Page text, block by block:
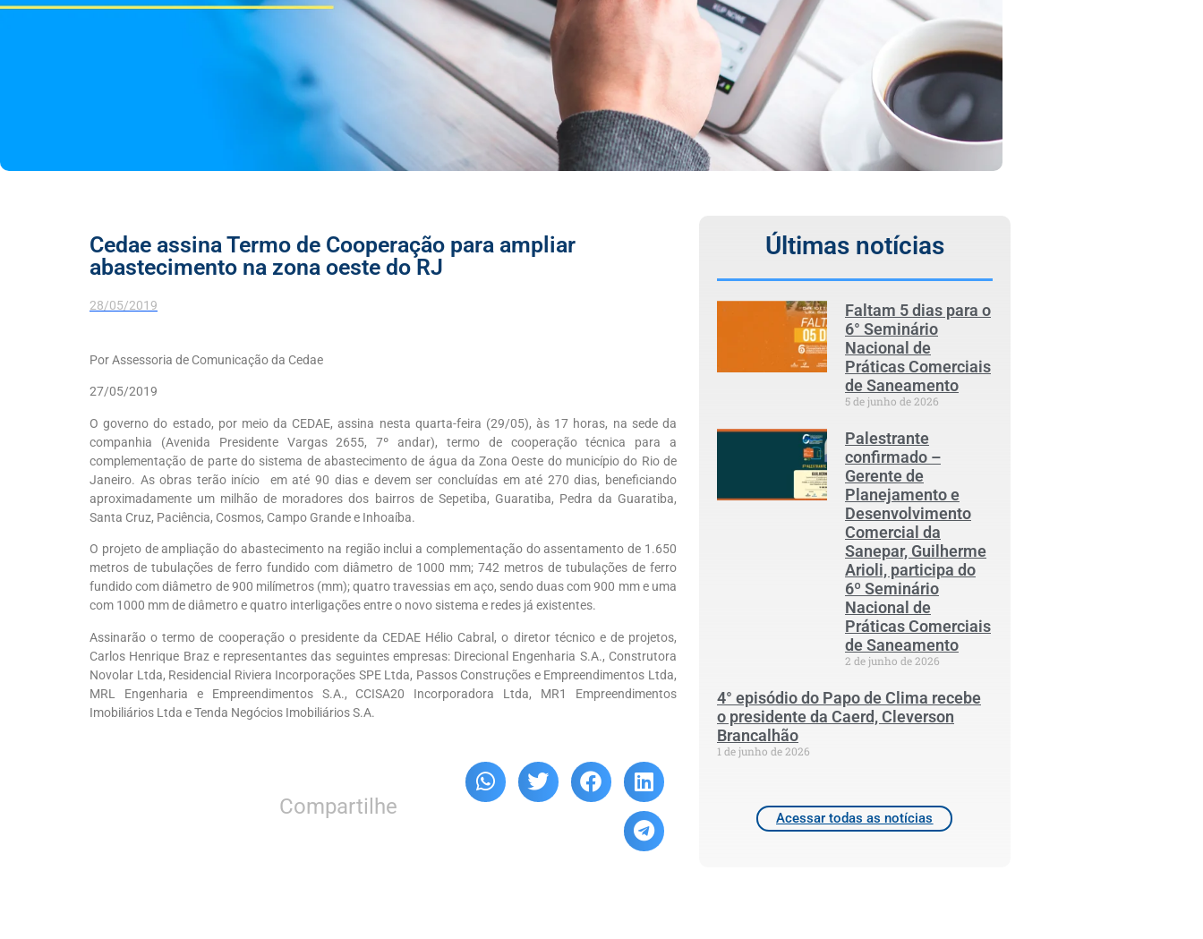
Cedae assina Termo de Cooperação para ampliar
abastecimento na zona oeste do RJ
28/05/2019
Por Assessoria de Comunicação da Cedae
27/05/2019
O governo do estado, por meio da CEDAE, assina nesta quarta-feira (29/05), às 17 horas, na sede da
companhia (Avenida Presidente Vargas 2655, 7º andar), termo de cooperação técnica para a
complementação de parte do sistema de abastecimento de água da Zona Oeste do município do Rio de
Janeiro. As obras terão início em até 90 dias e devem ser concluídas em até 270 dias, beneficiando
aproximadamente um milhão de moradores dos bairros de Sepetiba, Guaratiba, Pedra da Guaratiba,
Santa Cruz, Paciência, Cosmos, Campo Grande e Inhoaíba.
O projeto de ampliação do abastecimento na região inclui a complementação do assentamento de 1.650
metros de tubulações de ferro fundido com diâmetro de 1000 mm; 742 metros de tubulações de ferro
fundido com diâmetro de 900 milímetros (mm); quatro travessias em aço, sendo duas com 900 mm e uma
com 1000 mm de diâmetro e quatro interligações entre o novo sistema e redes já existentes.
Assinarão o termo de cooperação o presidente da CEDAE Hélio Cabral, o diretor técnico e de projetos,
Carlos Henrique Braz e representantes das seguintes empresas: Direcional Engenharia S.A., Construtora
Novolar Ltda, Residencial Riviera Incorporações SPE Ltda, Passos Construções e Empreendimentos Ltda,
MRL Engenharia e Empreendimentos S.A., CCISA20 Incorporadora Ltda, MR1 Empreendimentos
Imobiliários Ltda e Tenda Negócios Imobiliários S.A.
Compartilhe
Últimas notícias
Faltam 5 dias para o
6° Seminário
Nacional de
Práticas Comerciais
de Saneamento
5 de junho de 2026
Palestrante
confirmado –
Gerente de
Planejamento e
Desenvolvimento
Comercial da
Sanepar, Guilherme
Arioli, participa do
6º Seminário
Nacional de
Práticas Comerciais
de Saneamento
2 de junho de 2026
4° episódio do Papo de Clima recebe
o presidente da Caerd, Cleverson
Brancalhão
1 de junho de 2026
Acessar todas as notícias